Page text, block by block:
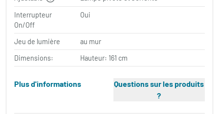
Interrupteur
On/Off
Oui
Jeu de lumière
au mur
Dimensions:
Hauteur: 161 cm
Plus d'informations
Questions sur les produits
?